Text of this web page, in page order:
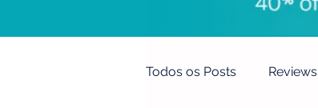
Todos os Posts Reviews